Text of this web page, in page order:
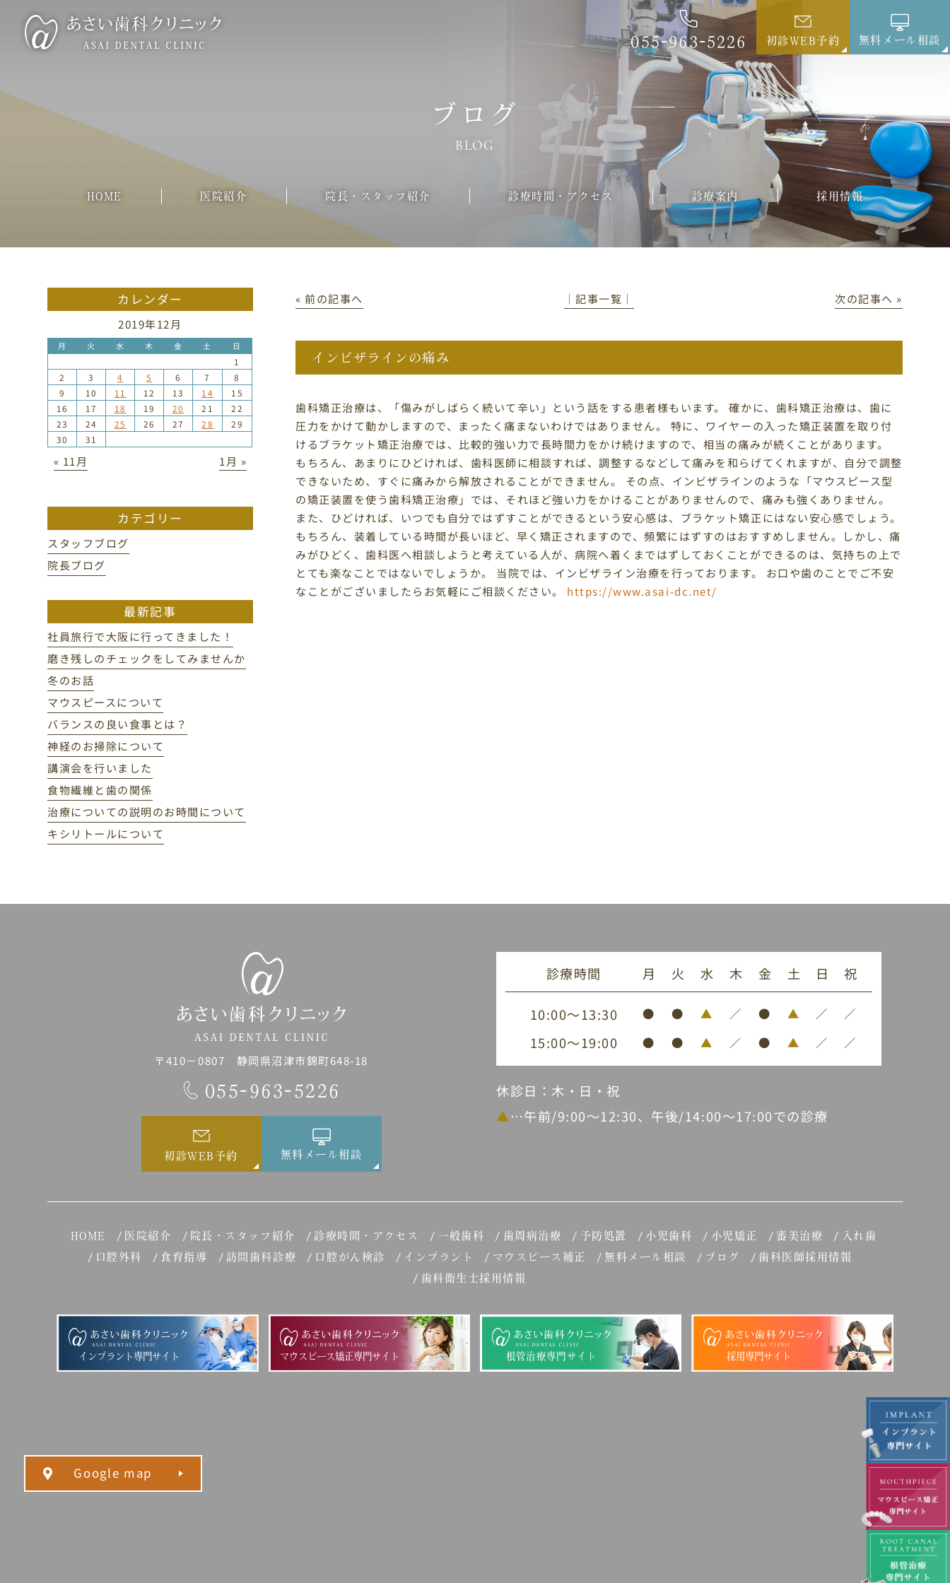
055-963-5226 初診WEB予約 無料メール相談
ブログ
BLOG
HOME 医院紹介 院長・スタッフ紹介 診療時間・アクセス 診療案内 採用情報
« 前の記事へ │記事一覧│ 次の記事へ »
インビザラインの痛み
歯科矯正治療は、「傷みがしばらく続いて辛い」という話をする患者様もいます。 確かに、歯科矯正治療は、歯に
圧力をかけて動かしますので、まったく痛まないわけではありません。 特に、ワイヤーの入った矯正装置を取り付
けるブラケット矯正治療では、比較的強い力で長時間力をかけ続けますので、相当の痛みが続くことがあります。
もちろん、あまりにひどければ、歯科医師に相談すれば、調整するなどして痛みを和らげてくれますが、自分で調整
できないため、すぐに痛みから解放されることができません。 その点、インビザラインのような「マウスピース型
の矯正装置を使う歯科矯正治療」では、それほど強い力をかけることがありませんので、痛みも強くありません。
また、ひどければ、いつでも自分ではずすことができるという安心感は、ブラケット矯正にはない安心感でしょう。
もちろん、装着している時間が長いほど、早く矯正されますので、頻繁にはずすのはおすすめしません。しかし、痛
みがひどく、歯科医へ相談しようと考えている人が、病院へ着くまではずしておくことができるのは、気持ちの上で
とても楽なことではないでしょうか。 当院では、インビザライン治療を行っております。 お口や歯のことでご不安
なことがございましたらお気軽にご相談ください。 https://www.asai-dc.net/
カレンダー
2019年12月
月 火 水 木 金 土 日
1
2
3 4 5 6 7
8
9
10 11 12 13 14
15
16
17 18 19 20 21
22
23
24 25 26 27 28
29
30
31
« 11月 1月 »
カテゴリー
スタッフブログ
院長ブログ
最新記事
社員旅行で大阪に行ってきました！
磨き残しのチェックをしてみませんか
冬のお話
マウスピースについて
バランスの良い食事とは？
神経のお掃除について
講演会を行いました
食物繊維と歯の関係
治療についての説明のお時間について
キシリトールについて
〒410－0807 静岡県沼津市錦町648-18
055-963-5226
初診WEB予約 無料メール相談
診療時間 月 火 水 木 金 土 日 祝
10:00～13:30 ● ● ▲ ／ ● ▲ ／ ／
15:00～19:00 ● ● ▲ ／ ● ▲ ／ ／
休診日：木・日・祝
▲…午前/9:00～12:30、午後/14:00～17:00での診療
HOME 医院紹介 院長・スタッフ紹介 診療時間・アクセス 一般歯科 歯周病治療 予防処置 小児歯科 小児矯正 審美治療
入れ歯
口腔外科
食育指導 訪問歯科診療 口腔がん検診 インプラント マウスピース補正 無料メール相談 ブログ
歯科医師採用情報
歯科衛生士採用情報
インプラント専門サイト マウスピース矯正専門サイト 根管治療専門サイト 採用専門サイト
Google map